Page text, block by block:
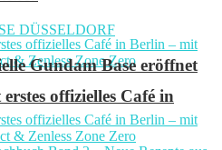
offizielles Café in
Gundam Base eröffnet